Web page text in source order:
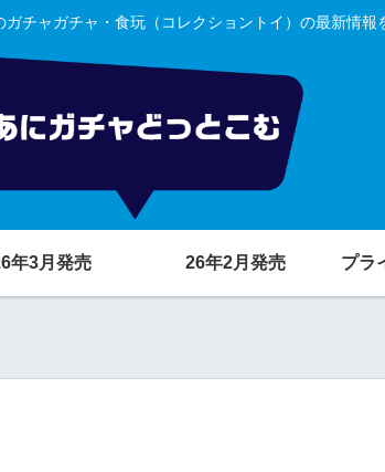
チャガチャ・食玩（コレクショントイ）の最新情報
年3月発売 26年2月発売 プラ